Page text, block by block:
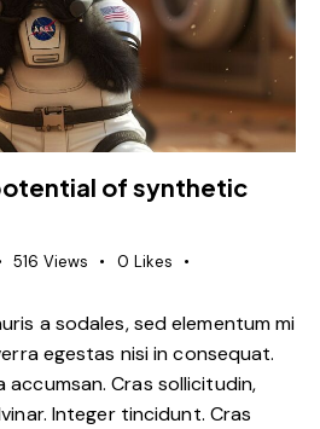
of synthetic
516 Views 0 Likes
a sodales, sed elementum mi
egestas nisi in consequat.
accumsan. Cras sollicitudin,
Integer tincidunt. Cras